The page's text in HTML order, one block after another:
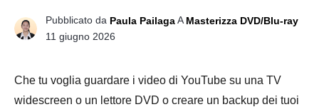
Pubblicato da Paula PailagaA Masterizza DVD/Blu-ray
11 giugno 2026
Che tu voglia guardare i video di YouTube su una TV
widescreen o un lettore DVD o creare un backup dei tuoi